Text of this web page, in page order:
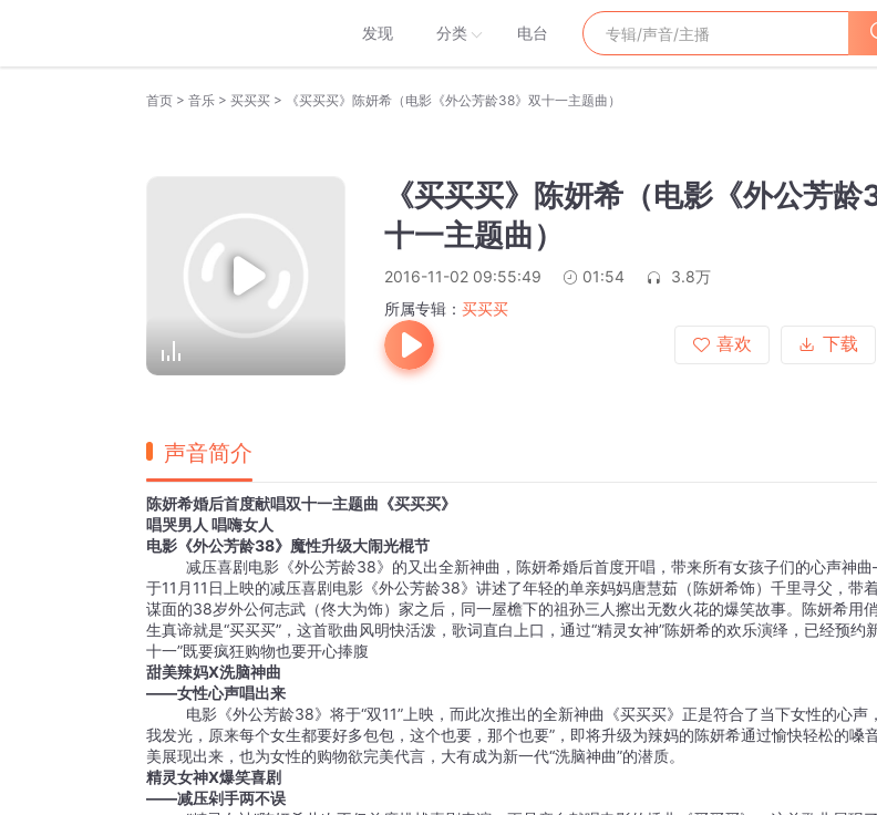
发现 分类 电台
首页 > 音乐 > 买买买 > 《买买买》陈妍希（电影《外公芳龄38》双十一主题曲）
《买买买》陈妍希（电影《外公芳
十一主题曲）
2016-11-02 09:55:49 01:54
3.8万
所属专辑： 买买买
喜欢
下载
声音简介
陈妍希婚后首度献唱双十一主题曲《买买买》
唱哭男人 唱嗨女人
电影《外公芳龄38》魔性升级大闹光棍节
减压喜剧电影《外公芳龄38》的又出全新神曲，陈妍希婚后首度开唱，带来所有女孩子们的心声神
于11 月 11 日上映的减压喜剧电影《外公芳龄38》讲述了年轻的单亲妈妈唐慧茹（陈妍希饰）千里寻父，带
谋面的38岁外公何志武（佟大为饰）家之后，同一屋檐下的祖孙三人擦出无数火花的爆笑故事。陈妍希用
生真谛就是“买买买”，这首歌曲风明快活泼，歌词直白上口，通过“精灵女神”陈妍希的欢乐演绎，已经预约
十一”既要疯狂购物也要开心捧腹
甜美辣妈X洗脑神曲
——女性心声唱出来
电影《外公芳龄38》将于“双11”上映，而此次推出的全新神曲《买买买》正是符合了当下女性的心声
我发光，原来每个女生都要好多包包，这个也要，那个也要”，即将升级为辣妈的陈妍希通过愉快轻松的嗓
美展现出来，也为女性的购物欲完美代言，大有成为新一代“洗脑神曲”的潜质。
精灵女神X爆笑喜剧
——减压剁手两不误